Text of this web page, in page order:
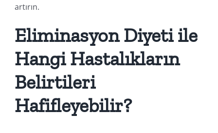
artırın.
Eliminasyon Diyeti ile
Hangi Hastalıkların
Belirtileri
Hafifleyebilir?